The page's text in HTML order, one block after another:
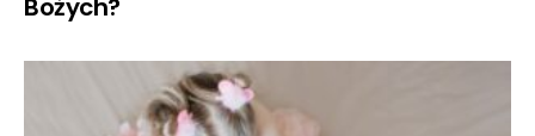
Bożych?